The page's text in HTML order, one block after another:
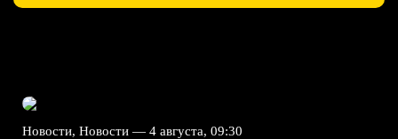
Новости, Новости — 4 августа, 09:30